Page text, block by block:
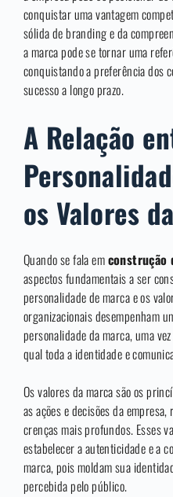
conquistar uma vantagem
sólida de branding e da
a marca pode se tornar uma
conquistando a preferência dos
sucesso a longo prazo.
A Relação
os Valores
Quando se fala emconstrução
aspectos fundamentais a ser
personalidade de marca e os
organizacionais desempenham
personalidade da marca, uma
qual toda a identidade e
Os valores da marca são os
as ações e decisões da
crenças mais profundos. Esses
estabelecer a autenticidade e a
marca, pois moldam sua
percebida pelo público.